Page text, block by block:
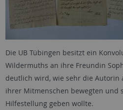
Die UB Tübingen besitzt ein
Wildermuths an ihre Freundin
deutlich wird, wie sehr die Autorin
ihrer Mitmenschen bewegten und
Hilfestellung geben wollte.